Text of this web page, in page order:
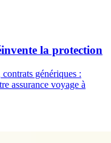
la protection
génériques :
assurance voyage à